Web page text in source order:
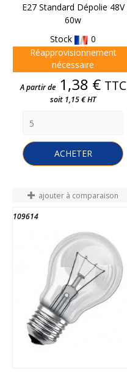
E27 Standard Dépolie 48V
60w
Stock
0
Réapprovisionnement
nécessaire
Prix
A partir de 1,38 € TTC
soit 1,15 € HT
ACHETER
ajouter à comparaison
109614